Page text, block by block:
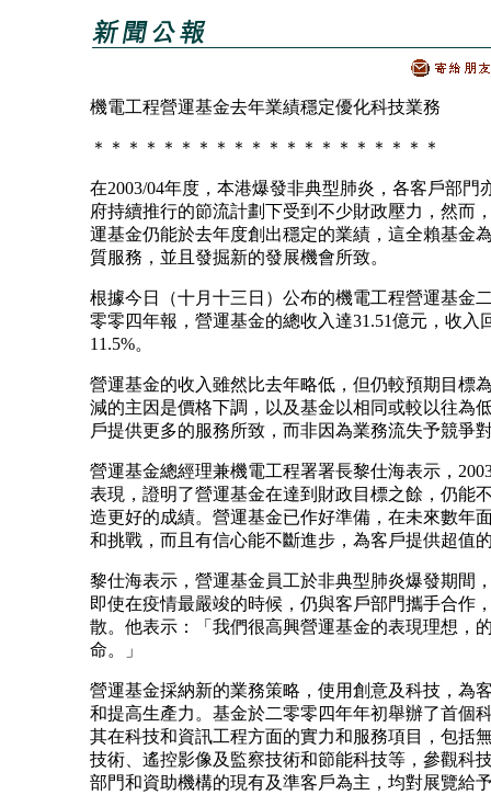
機電工程營運基金去年業績穩定優化科技業務
＊＊＊＊＊＊＊＊＊＊＊＊＊＊＊＊＊＊＊＊
在2003/04年度，本港爆發非典型肺炎，各客戶部門
府持續推行的節流計劃下受到不少財政壓力，然而
運基金仍能於去年度創出穩定的業績，這全賴基金
質服務，並且發掘新的發展機會所致。
根據今日（十月十三日）公布的機電工程營運基金
零零四年報，營運基金的總收入達31.51億元，收入
11.5%。
營運基金的收入雖然比去年略低，但仍較預期目標
減的主因是價格下調，以及基金以相同或較以往為
戶提供更多的服務所致，而非因為業務流失予競爭
營運基金總經理兼機電工程署署長黎仕海表示，
表現，證明了營運基金在達到財政目標之餘，仍能
造更好的成績。營運基金已作好準備，在未來數年
和挑戰，而且有信心能不斷進步，為客戶提供超值
黎仕海表示，營運基金員工於非典型肺炎爆發期間
即使在疫情最嚴竣的時候，仍與客戶部門攜手合作
散。他表示：「我們很高興營運基金的表現理想，
命。」
營運基金採納新的業務策略，使用創意及科技，為
和提高生產力。基金於二零零四年年初舉辦了首個
其在科技和資訊工程方面的實力和服務項目，包括
技術、遙控影像及監察技術和節能科技等，參觀科
部門和資助機構的現有及準客戶為主，均對展覽給